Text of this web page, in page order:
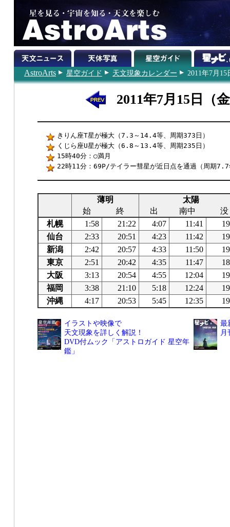
AstroArts 星空ガイド 天文現象カレンダー 2011年7月15
2011年7月15日（
きりん座T星が極大（7.3～14.4等、周期373日）
くじら座U星が極大（6.8～13.4等、周期235日）
15時40分：○満月
22時11分：69P/テイラー彗星が近日点を通過（周期7.7
薄明
太陽
始
終 出 南中
没
札幌
1:58 21:22 4:07 11:41
仙台
2:33 20:51 4:23 11:42
新潟
2:42 20:57 4:33 11:50
東京
2:51 20:42 4:35 11:47
大阪
3:13 20:54 4:55 12:04
福岡
3:38 21:10 5:18 12:24
沖縄
4:17 20:53 5:45 12:35
イラストや映像で
天文現象を詳しく解説！
DVD付ムック「アストロガイド 星空年
鑑」
最
月